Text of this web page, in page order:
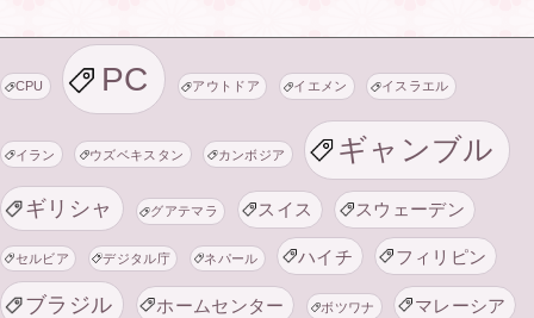
CPU PC アウトドア イエメン イスラエル
イラン ウズベキスタン カンボジア ギャンブル
ギリシャ グアテマラ スイス スウェーデン
セルビア デジタル庁 ネパール ハイチ フィリピン
ブラジル ホームセンター ボツワナ マレーシア